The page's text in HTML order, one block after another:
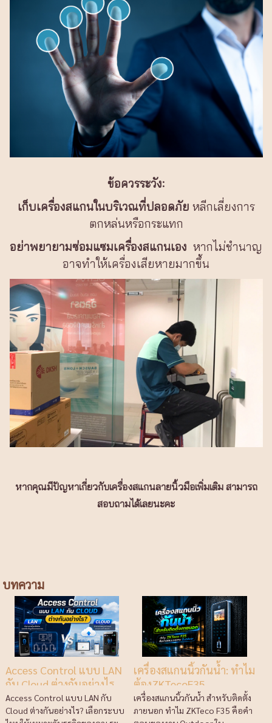
ข้อควรระวัง:
เก็บเครื่องสแกนในบริเวณที่ปลอดภัย หลีกเลี่ยงการ
ตกหล่นหรือกระแทก
อย่าพยายามซ่อมแซมเครื่องสแกนเอง หากไม่ชำนาญ
อาจทำให้เครื่องเสียหายมากขึ้น
หากคุณมีปัญหาเกี่ยวกับเครื่องสแกนลายนิ้วมือเพิ่มเติม สามารถ
สอบถามได้เลยนะคะ
บทความ
Access Control แบบ LAN
กับ Cloud ต่างกันอย่างไร
Access Control แบบ LAN กับ
Cloud ต่างกันอย่างไร? เลือกระบบ
เครื่องสแกนนิ้วกันน้ำ: ทำไม
ต้องZKTecoF35
เครื่องสแกนนิ้วกันน้ำ สำหรับติดตั้ง
ภายนอก ทำไม ZKTeco F35 คือคำ